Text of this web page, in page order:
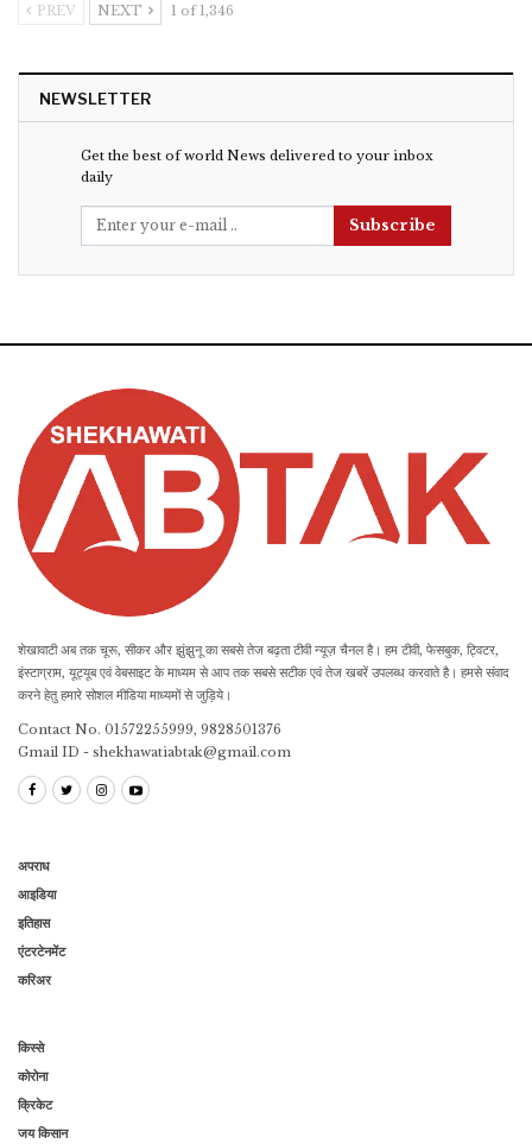
PREV NEXT 1 of 1,346
NEWSLETTER
Get the best of world News delivered to your inbox
daily
Subscribe
शेखावाटी अब तक चूरू, सीकर और झुंझुनू का सबसे तेज बढ़ता टीवी न्यूज़ चैनल है। हम टीवी, फेसबुक, ट्विटर,
इंस्टाग्राम, यूट्यूब एवं वेबसाइट के माध्यम से आप तक सबसे सटीक एवं तेज खबरें उपलब्ध करवाते है। हमसे संवाद
करने हेतु हमारे सोशल मीडिया माध्यमों से जुड़िये।
Contact No. 01572255999, 9828501376
Gmail ID - shekhawatiabtak@gmail.com
अपराध
आइडिया
इतिहास
एंटरटेनमेंट
करिअर
किस्से
कोरोना
क्रिकेट
जय किसान